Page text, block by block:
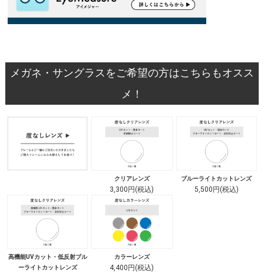
メガネ・サングラスをご希望の方はこちらもオスス
メ！
クリアレンズ
3,300円(税込)
ブルーライトカットレンズ
5,500円(税込)
高機能UVカット・低反射ブル
ーライトカットレンズ
カラーレンズ
4,400円(税込)